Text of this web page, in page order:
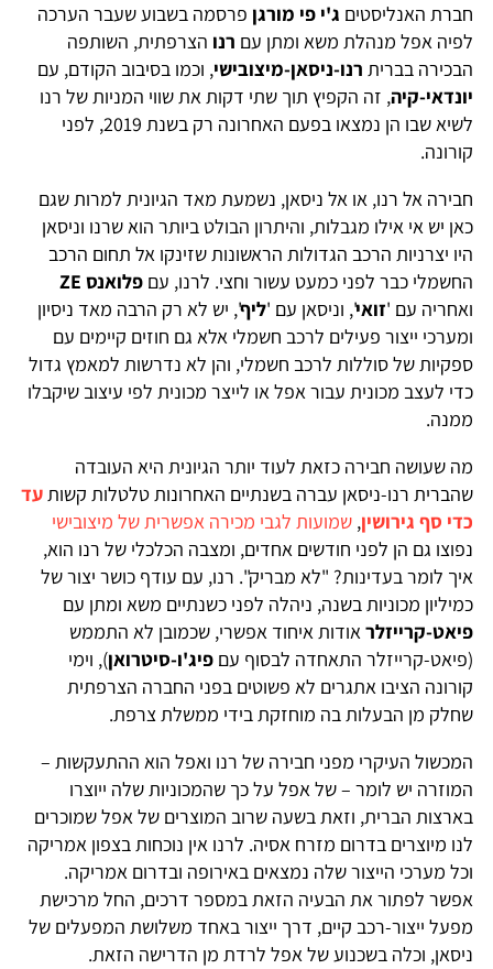
חברת האנליסטים ג'י פי מורגן פרסמה בשבוע שעבר הערכה
לפיה אפל מנהלת משא ומתן עם רנו הצרפתית, השותפה
הבכירה בברית רנו-ניסאן-מיצובישי, וכמו בסיבוב הקודם, עם
יונדאי-קיה, זה הקפיץ תוך שתי דקות את שווי המניות של רנו
לשיא שבו הן נמצאו בפעם האחרונה רק בשנת 2019, לפני
קורונה.
חבירה אל רנו, או אל ניסאן, נשמעת מאד הגיונית למרות שגם
כאן יש אי אילו מגבלות, והיתרון הבולט ביותר הוא שרנו וניסאן
היו יצרניות הרכב הגדולות הראשונות שזינקו אל תחום הרכב
החשמלי כבר לפני כמעט עשור וחצי. לרנו, עם פלואנס ZE
ואחריה עם 'זואי', וניסאן עם 'ליף', יש לא רק הרבה מאד ניסיון
ומערכי ייצור פעילים לרכב חשמלי אלא גם חוזים קיימים עם
ספקיות של סוללות לרכב חשמלי, והן לא נדרשות למאמץ גדול
כדי לעצב מכונית עבור אפל או לייצר מכונית לפי עיצוב שיקבלו
ממנה.
מה שעושה חבירה כזאת לעוד יותר הגיונית היא העובדה
שהברית רנו-ניסאן עברה בשנתיים האחרונות טלטלות קשותעד
כדי סף גירושין, שמועות לגבי מכירה אפשרית של מיצובישי
נפוצו גם הן לפני חודשים אחדים, ומצבה הכלכלי של רנו הוא,
איך לומר בעדינות? "לא מבריק". רנו, עם עודף כושר יצור של
כמיליון מכוניות בשנה, ניהלה לפני כשנתיים משא ומתן עם
פיאט-קרייזלראודות איחוד אפשרי, שכמובן לא התממש
(פיאט-קרייזלר התאחדה לבסוף עם פיג'ו-סיטרואן), וימי
קורונה הציבו אתגרים לא פשוטים בפני החברה הצרפתית
שחלק מן הבעלות בה מוחזקת בידי ממשלת צרפת.
המכשול העיקרי מפני חבירה של רנו ואפל הוא ההתעקשות –
המוזרה יש לומר – של אפל על כך שהמכוניות שלה ייוצרו
בארצות הברית, וזאת בשעה שרוב המוצרים של אפל שמוכרים
לנו מיוצרים בדרום מזרח אסיה. לרנו אין נוכחות בצפון אמריקה
וכל מערכי הייצור שלה נמצאים באירופה ובדרום אמריקה.
אפשר לפתור את הבעיה הזאת במספר דרכים, החל מרכישת
מפעל ייצור-רכב קיים, דרך ייצור באחד משלושת המפעלים של
ניסאן, וכלה בשכנוע של אפל לרדת מן הדרישה הזאת.